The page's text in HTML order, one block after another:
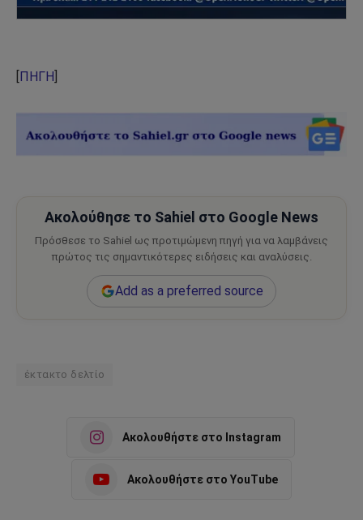
ΠΗΓΗ
Ακολούθησε το Sahiel στο Google News
Πρόσθεσε το Sahiel ως προτιμώμενη πηγή για να λαμβάνεις
πρώτος τις σημαντικότερες ειδήσεις και αναλύσεις.
Add as a preferred source
έκτακτο δελτίο
Ακολουθήστε στο Instagram
Ακολουθήστε στο YouTube